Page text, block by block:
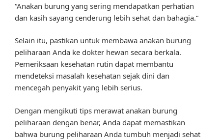
“Anakan burung yang sering mendapatkan perhatian
dan kasih sayang cenderung lebih sehat dan bahagia.”
Selain itu, pastikan untuk membawa anakan burung
peliharaan Anda ke dokter hewan secara berkala.
Pemeriksaan kesehatan rutin dapat membantu
mendeteksi masalah kesehatan sejak dini dan
mencegah penyakit yang lebih serius.
Dengan mengikuti tips merawat anakan burung
peliharaan dengan benar, Anda dapat memastikan
bahwa burung peliharaan Anda tumbuh menjadi sehat